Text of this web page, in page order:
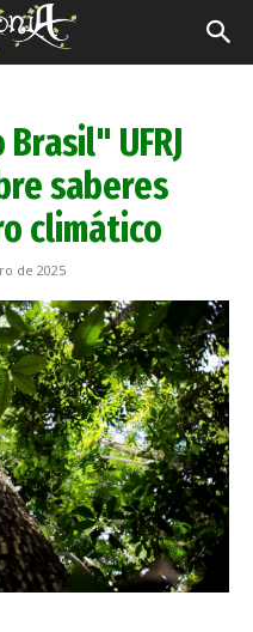
UFRJ
saberes
climático
de 2025